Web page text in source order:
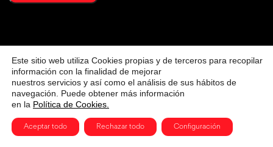
© CLUB DE CREATIVIDAD
AVISO LEGAL
POLÍTICA DE PRIVACIDAD
POLÍTICA DE PRIVACIDAD DE REDES SOCIALES
CONDICIONES GENERALES
Este sitio web utiliza Cookies propias y de terceros para recopilar
información con la finalidad de mejorar
nuestros servicios y así como el análisis de sus hábitos de
navegación. Puede obtener más información
en la Política de Cookies.
Aceptar todo Rechazar todo Configuración